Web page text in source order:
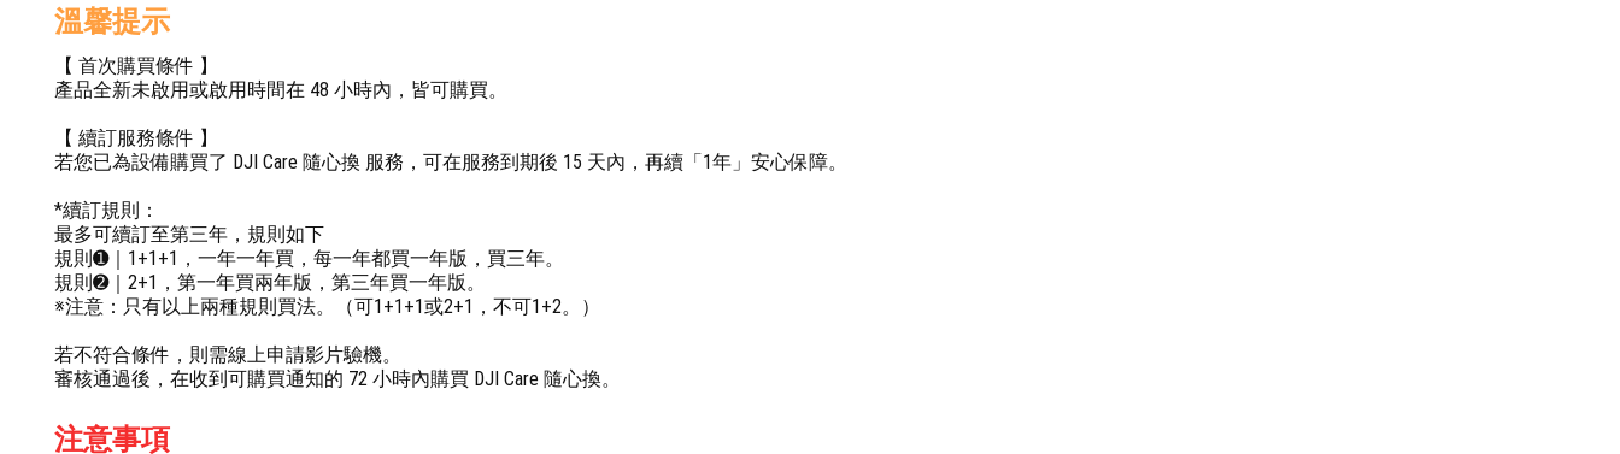
溫馨提示
【 首次購買條件 】
產品全新未啟用或啟用時間在 48 小時內，皆可購買。
【 續訂服務條件 】
若您已為設備購買了 DJI Care 隨心換 服務，可在服務到期後 15 天內，再續「1年」安心保障。
*續訂規則：
最多可續訂至第三年，規則如下
規則➊｜1+1+1，一年一年買，每一年都買一年版，買三年。
規則➋｜2+1，第一年買兩年版，第三年買一年版。
※注意：只有以上兩種規則買法。（可1+1+1或2+1，不可1+2。）
若不符合條件，則需線上申請影片驗機。
審核通過後，在收到可購買通知的 72 小時內購買 DJI Care 隨心換。
注意事項